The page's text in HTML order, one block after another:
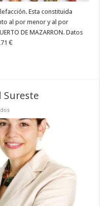
Esta constituida
al por menor y al por
DE MAZARRON. Datos
€
Sureste
Comercial
del
Sureste